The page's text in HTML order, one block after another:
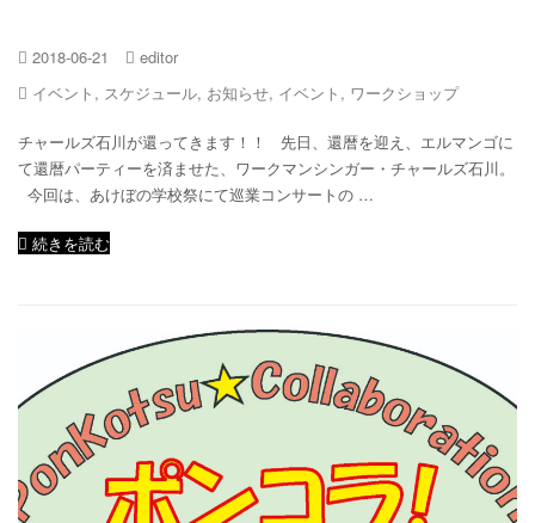
2018-06-21
editor
イベント , スケジュール, お知らせ, イベント , ワークショップ
チャールズ石川が還ってきます！！ 先日、還暦を迎え、エルマンゴに
て還暦パーティーを済ませた、ワークマンシンガー・チャールズ石川。
今回は、あけぼの学校祭にて巡業コンサートの …
続きを読む